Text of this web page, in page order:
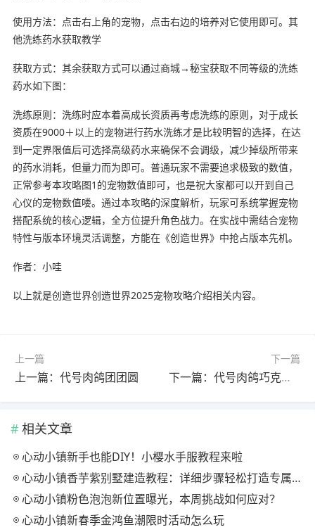
使用方法：点击右上角的宠物，点击右边的培养对它使用即可。其
他洗练药水获取教学
获取方式：其余获取方式可以通过商城→秘宝获取不同等级的洗练
药水如下图：
洗练原则：洗练时应本着高成长资质再考虑洗练的原则，对于成长
资质在9000＋以上的宠物进行药水洗练才是比较明智的选择，在达
到一定界限值后可选择高级药水来确保不会调级，减少掉级所带来
的药水消耗，但量力而为即可。普通玩家不需要追求极致的数值，
正常参考本攻略图1的宠物数值即可，也是祝大家都可以开到自己
心仪的宠物数值喽。通过本攻略的深度解析，玩家可系统掌握宠物
搭配系统的核心逻辑，全方位提升角色战力。在实战中需结合宠物
特性与版本环境灵活调整，方能在《创造世界》中抢占版本先机。
作者：小哇
以上就是创造世界创造世界2025宠物攻略介绍相关内容。
上一篇
上一篇：代号肉鸽团团圆
下一篇
下一篇：代号肉鸽巧克力金币
相关文章
心动小镇新手也能DIY！小樱水手服教程来啦
心动小镇香芋紫别墅建造教程：详细步骤轻松打造专属家园
心动小镇粉色泡泡新位置曝光，本周挑战如何应对？
心动小镇新春季金鸿鱼潮限时活动怎么玩